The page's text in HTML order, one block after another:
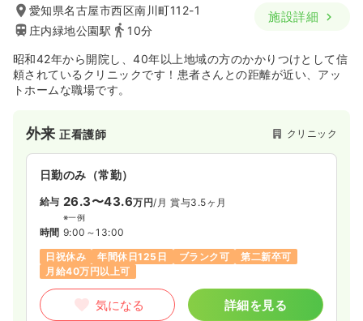
時間 8:45～17:45
日曜休み
担当業務未経験可
気になる 詳細を見る
愛知県名古屋市西区南川町112-1
庄内緑地公園駅
10分
施設詳細
昭和42年から開院し、40年以上地域の方のかかりつけとして信
頼されているクリニックです！患者さんとの距離が近い、アッ
トホームな職場です。
外来正看護師 クリニック
日勤のみ（常勤）
給与 26.3〜43.6万円/月 賞与3.5ヶ月
※一例
時間 9:00～13:00
日祝休み
年間休日125日 ブランク可
第二新卒可
月給40万円以上可
気になる 詳細を見る